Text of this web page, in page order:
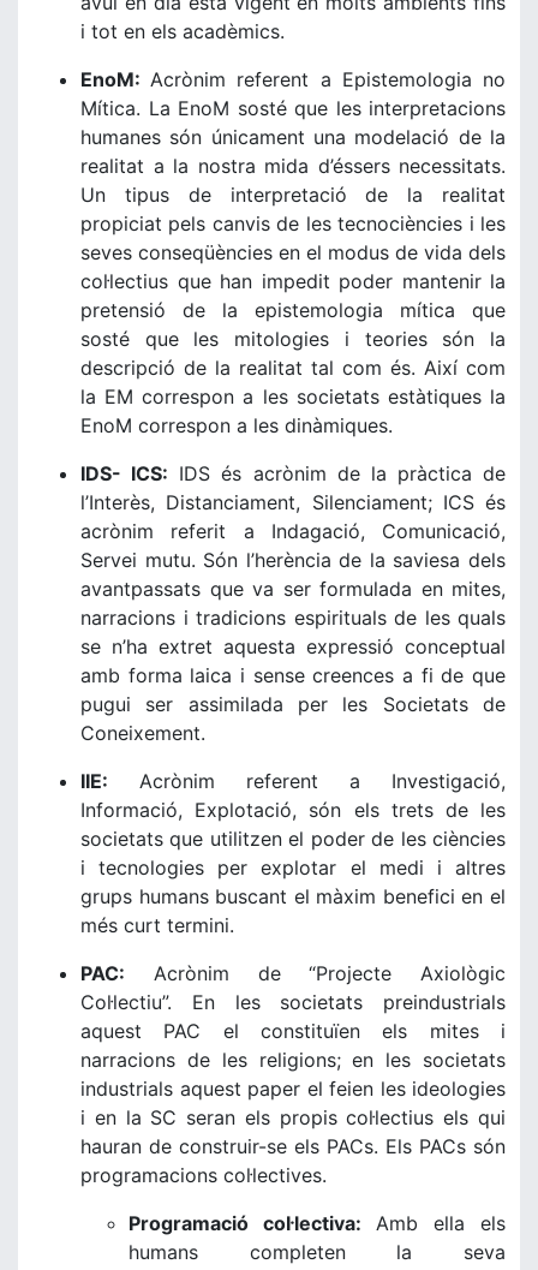
i tot en els acadèmics.
EnoM:Acrònim referent a Epistemologia no
Mítica. La EnoM sosté que les interpretacions
humanes són únicament una modelació de la
realitat a la nostra mida d’éssers necessitats.
Un tipus de interpretació de la realitat
propiciat pels canvis de les tecnociències i les
seves conseqüències en el modus de vida dels
col·lectius que han impedit poder mantenir la
pretensió de la epistemologia mítica que
sosté que les mitologies i teories són la
descripció de la realitat tal com és. Així com
la EM correspon a les societats estàtiques la
EnoM correspon a les dinàmiques.
IDS- ICS: IDS és acrònim de la pràctica de
l’Interès, Distanciament, Silenciament; ICS és
acrònim referit a Indagació, Comunicació,
Servei mutu. Són l’herència de la saviesa dels
avantpassats que va ser formulada en mites,
narracions i tradicions espirituals de les quals
se n’ha extret aquesta expressió conceptual
amb forma laica i sense creences a fi de que
pugui ser assimilada per les Societats de
Coneixement.
IIE: Acrònim referent a Investigació,
Informació, Explotació, són els trets de les
societats que utilitzen el poder de les ciències
i tecnologies per explotar el medi i altres
grups humans buscant el màxim benefici en el
més curt termini.
PAC: Acrònim de “Projecte Axiològic
Col·lectiu”. En les societats preindustrials
aquest PAC el constituïen els mites i
narracions de les religions; en les societats
industrials aquest paper el feien les ideologies
i en la SC seran els propis col·lectius els qui
hauran de construir-se els PACs. Els PACs són
programacions col·lectives.
Programació col·lectiva: Amb ella els
humans completen la seva